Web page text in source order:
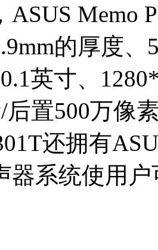
Memo
的厚度
英寸、
后置500万像
还拥有
器系统使用